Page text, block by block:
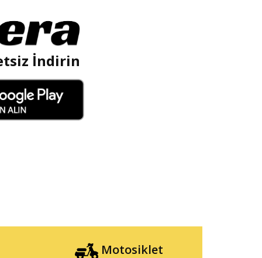
İndirin
Motosiklet